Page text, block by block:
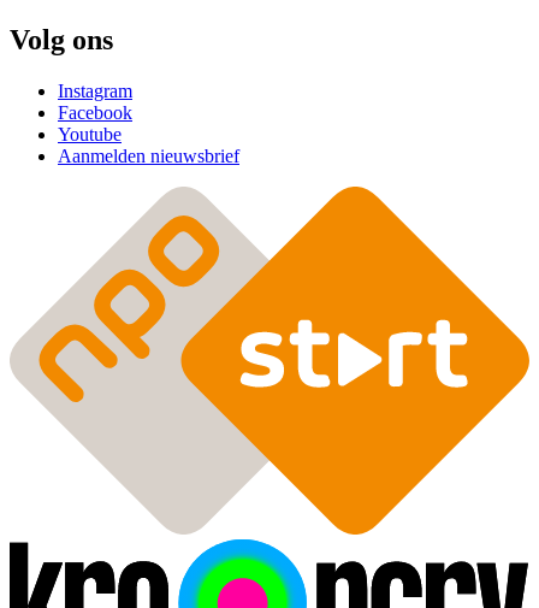
Volg ons
Instagram
Facebook
Youtube
Aanmelden nieuwsbrief